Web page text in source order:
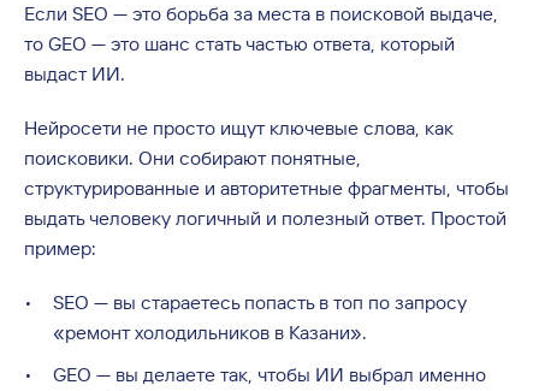
Если SEO — это борьба за места в поисковой выдаче,
то GEO — это шанс стать частью ответа, который
выдаст ИИ.
Нейросети не просто ищут ключевые слова, как
поисковики. Они собирают понятные,
структурированные и авторитетные фрагменты, чтобы
выдать человеку логичный и полезный ответ. Простой
пример:
SEO — вы стараетесь попасть в топ по запросу
«ремонт холодильников в Казани».
GEO — вы делаете так, чтобы ИИ выбрал именно